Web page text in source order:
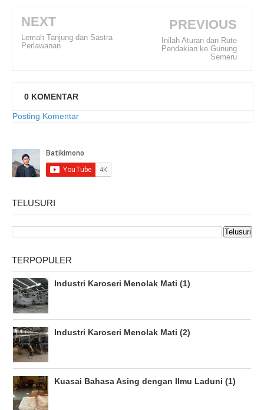
NEXT
Lemah Tanjung dan Sastra
Perlawanan
PREVIOUS
Inilah Aturan dan Rute
Pendakian ke Gunung
Semeru
0 KOMENTAR
Posting Komentar
TELUSURI
TERPOPULER
Industri Karoseri Menolak Mati (1)
Industri Karoseri Menolak Mati (2)
Kuasai Bahasa Asing dengan Ilmu Laduni (1)